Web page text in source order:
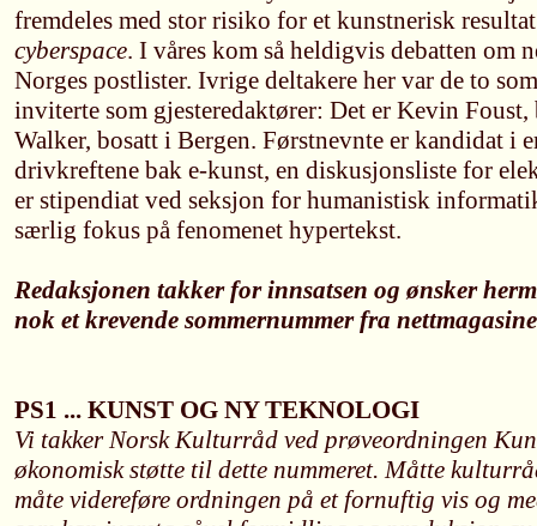
fremdeles med stor risiko for et kunstnerisk
cyberspace. I våres kom så heldigvis debatten om
Norges postlister. Ivrige deltakere her var de to
inviterte som gjesteredaktører: Det er Kevin
Walker, bosatt i Bergen. Førstnevnte er kandidat i
drivkreftene bak e-kunst, en diskusjonsliste for
er stipendiat ved seksjon for humanistisk
særlig fokus på fenomenet hypertekst.
Redaksjonen takker for innsatsen og ønsker
nok et krevende sommernummer fra
PS1 ... KUNST OG NY TEKNOLOGI
Vi takker Norsk Kulturråd ved prøveordningen
økonomisk støtte til dette nummeret. Måtte
måte videreføre ordningen på et fornuftig vis og